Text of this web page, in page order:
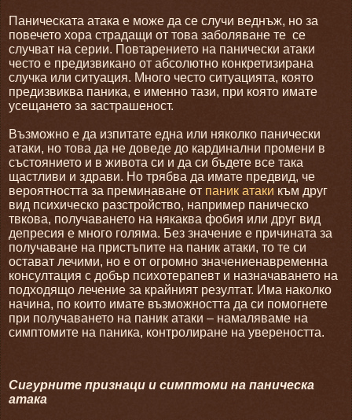
Паническата атака е може да се случи веднъж, но за
повечето хора страдащи от това заболяване те се
случват на серии. Повтарението на панически атаки
често е предизвикано от абсолютно конкретизирана
случка или ситуация. Много често ситуацията, която
предизвиква паника, е именно тази, при която имате
усещането за застрашеност.
Възможно е да изпитате една или няколко панически
атаки, но това да не доведе до кардинални промени в
състоянието и в живота си и да си бъдете все така
щастливи и здрави. Но трябва да имате предвид, че
вероятността за преминаване от паник атаки към друг
вид психическо разстройство, например паническо
твкова, получаването на някаква фобия или друг вид
депресия е много голяма. Без значение е причината за
получаване на пристъпите на паник атаки, то те си
остават лечими, но е от огромно значениенавременна
консултация с добър психотерапевт и назначаването на
подходящо лечение за крайният резултат. Има наколко
начина, по които имате възможността да си помогнете
при получаването на паник атаки – намаляваме на
симптомите на паника, контролиране на увереността.
Сигурните признаци и симптоми на паническа
атака